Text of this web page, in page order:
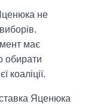
не
має
обирати
коаліції.
Яценюка